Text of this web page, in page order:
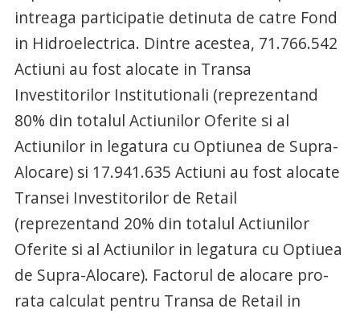
intreaga participatie detinuta de catre Fond
in Hidroelectrica. Dintre acestea, 71.766.542
Actiuni au fost alocate in Transa
Investitorilor Institutionali (reprezentand
80% din totalul Actiunilor Oferite si al
Actiunilor in legatura cu Optiunea de Supra-
Alocare) si 17.941.635 Actiuni au fost alocate
Transei Investitorilor de Retail
(reprezentand 20% din totalul Actiunilor
Oferite si al Actiunilor in legatura cu Optiuea
de Supra-Alocare). Factorul de alocare pro-
rata calculat pentru Transa de Retail in